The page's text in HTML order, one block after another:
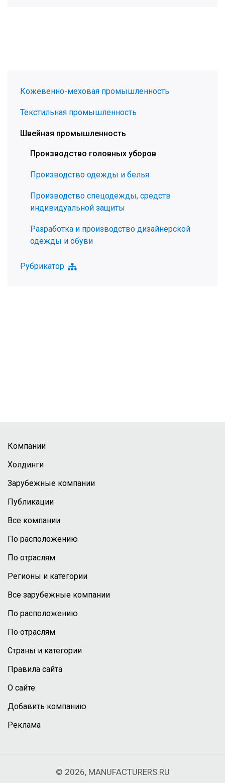
Кожевенно-меховая промышленность
Текстильная промышленность
Швейная промышленность
Производство головных уборов
Производство одежды и белья
Производство спецодежды, средств
индивидуальной защиты
Разработка и производство дизайнерской
одежды и обуви
Рубрикатор
Компании
Холдинги
Зарубежные компании
Публикации
Все компании
По расположению
По отраслям
Регионы и категории
Все зарубежные компании
По расположению
По отраслям
Страны и категории
Правила сайта
О сайте
Добавить компанию
Реклама
© 2026, MANUFACTURERS.RU